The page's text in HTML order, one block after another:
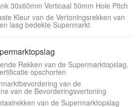
30x60mm Verticaal 50mm Hole Pitch
Kleur van de Vertoningsrekken van
laag bedekte Supermarkt
Rekken van de Supermarktopslag,
opschorten
van de
van de Bevorderingsvertoning
van de Supermarktopslag